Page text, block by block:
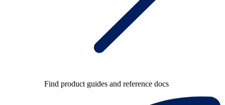
Find product guides and reference docs